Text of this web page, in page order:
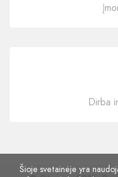
Dirba
Šioje svetainėje yra